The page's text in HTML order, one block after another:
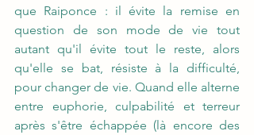
que Raiponce : il évite la remise en
question de son mode de vie tout
autant qu'il évite tout le reste, alors
qu'elle se bat, résiste à la difficulté,
pour changer de vie. Quand elle alterne
entre euphorie, culpabilité et terreur
après s'être échappée (là encore des